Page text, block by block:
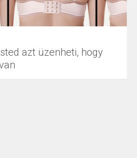
azt üzenheti, hogy